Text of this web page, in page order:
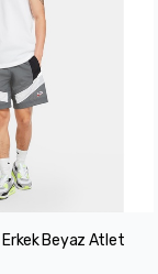
Erkek Beyaz Atlet